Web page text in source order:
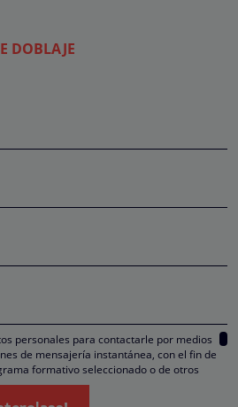
DOBLAJE
personales para contactarle por medios
de mensajería instantánea, con el fin de
formativo seleccionado o de otros
interés manifestado y, en su caso, para
Compartiremos su solicitud con las